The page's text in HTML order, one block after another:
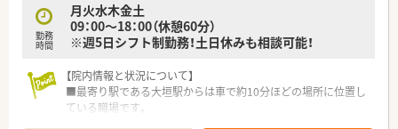
勤務
時間
月火水木金土
09：00～18：00（休憩60分）
※週5日シフト制勤務！土日休みも相談可能！
【院内情報と状況について】
■最寄り駅である大垣駅からは車で約10分ほどの場所に位置し
ている職場です。